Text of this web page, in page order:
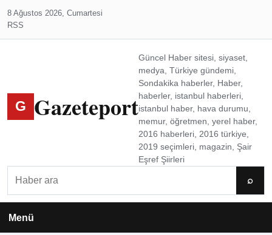
8 Ağustos 2026, Cumartesi
RSS
G Gazeteport
Güncel Haber sitesi, siyaset,
medya, Türkiye gündemi,
Sondakika haberler, Haber,
haberler, istanbul haberleri,
istanbul haber, hava durumu,
memur, öğretmen, yerel haber,
2016 haberleri, 2016 türkiye,
2019 seçimleri, magazin, Şair
Eşref Şiirleri
⌕
Menü